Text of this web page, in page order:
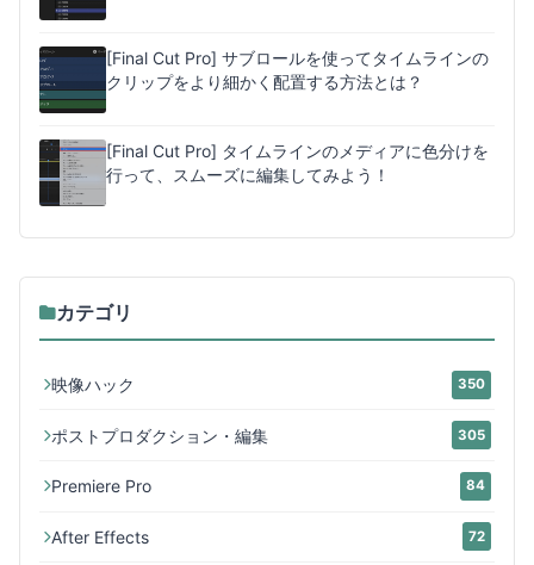
[Final Cut Pro] サブロールを使ってタイムラインの
クリップをより細かく配置する方法とは？
[Final Cut Pro] タイムラインのメディアに色分けを
行って、スムーズに編集してみよう！
カテゴリ
映像ハック 350
ポストプロダクション・編集 305
Premiere Pro 84
After Effects 72